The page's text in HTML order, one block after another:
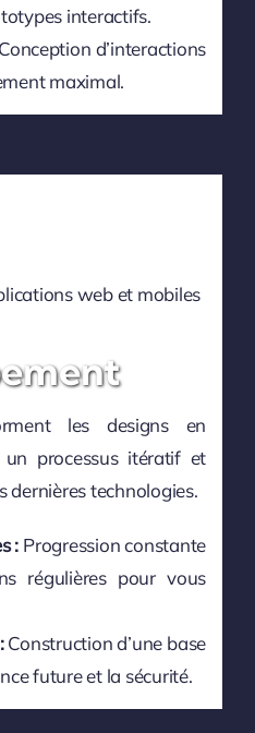
interactifs.
d’interactions
maximal.
les designs en
processus itératif et
dernières technologies.
: Progression constante
régulières pour vous
Construction d’une base
future et la sécurité.